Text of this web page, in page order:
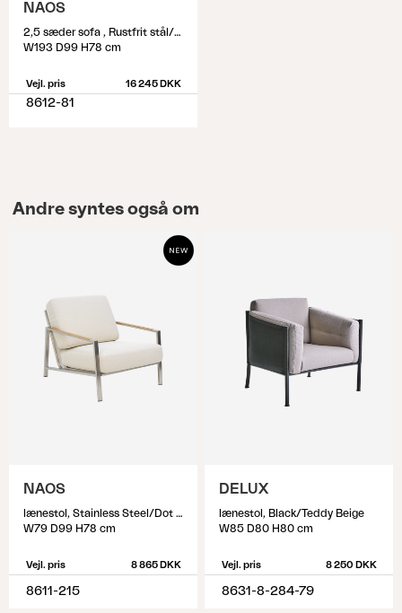
NAOS
2,5 sæder sofa , Rustfrit stål/Nearly black
W193 D99 H78 cm
Vejl. pris 16 245 DKK
8612-81
Andre syntes også om
NAOS
lænestol, Stainless Steel/Dot Beige
W79 D99 H78 cm
Vejl. pris 8 865 DKK
8611-215
DELUX
lænestol, Black/Teddy Beige
W85 D80 H80 cm
Vejl. pris 8 250 DKK
8631-8-284-79